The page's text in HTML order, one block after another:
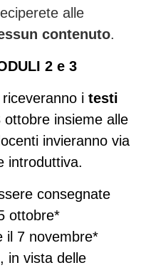
alle
contenuto.
2 e 3
i testi
ottobre insieme alle
invieranno via
introduttiva.
consegnate
ottobre*
il 7 novembre*
in vista delle